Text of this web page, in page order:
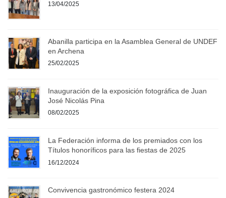
13/04/2025
Abanilla participa en la Asamblea General de UNDEF
en Archena
25/02/2025
Inauguración de la exposición fotográfica de Juan
José Nicolás Pina
08/02/2025
La Federación informa de los premiados con los
Títulos honoríficos para las fiestas de 2025
16/12/2024
Convivencia gastronómico festera 2024